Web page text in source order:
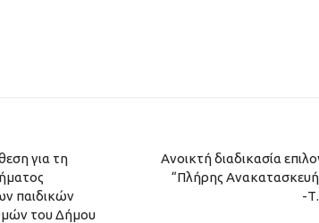
για τη
παιδικών
του Δήμου
Ανοικτή διαδικασία
“Πλήρης
-